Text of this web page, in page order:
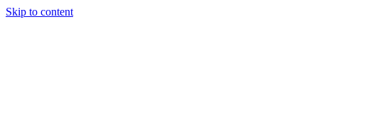
Skip to content